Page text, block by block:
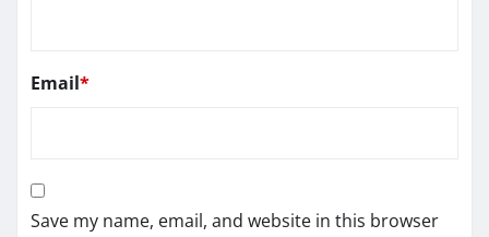
Email*
Save my name, email, and website in this browser